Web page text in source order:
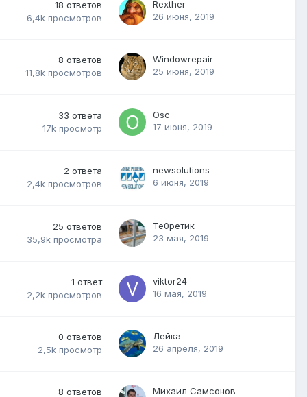
18 ответов
6,4k просмотров
Rexther
26 июня, 2019
8 ответов
11,8k просмотров
Windowrepair
25 июня, 2019
33 ответа
17k просмотр
Osc
17 июня, 2019
2 ответа
2,4k просмотров
newsolutions
6 июня, 2019
25 ответов
35,9k просмотра
Те0ретик
23 мая, 2019
1 ответ
2,2k просмотров
viktor24
16 мая, 2019
0 ответов
2,5k просмотр
Лейка
26 апреля, 2019
8 ответов
Михаил Самсонов